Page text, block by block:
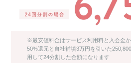
※最安値料金はサービス利用料と入会金
50%還元と自社補填3万円を引いた
用して24分割した金額になります